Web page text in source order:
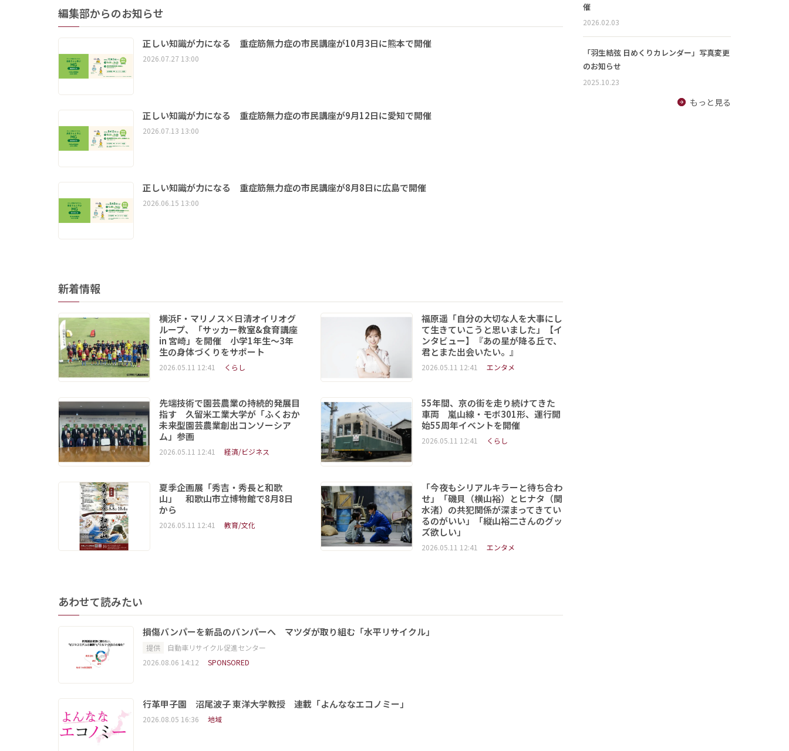
編集部からのお知らせ
正しい知識が力になる 重症筋無力症の市民講座が10月3日に熊本で開催
2026.07.27 13:00
正しい知識が力になる 重症筋無力症の市民講座が9月12日に愛知で開催
2026.07.13 13:00
正しい知識が力になる 重症筋無力症の市民講座が8月8日に広島で開催
2026.06.15 13:00
新着情報
横浜F・マリノス×日清オイリオグ
ループ、「サッカー教室&食育講座
in 宮崎」を開催 小学1年生～3年
生の身体づくりをサポート
2026.05.11 12:41 くらし
福原遥「自分の大切な人を大事にし
て生きていこうと思いました」【イ
ンタビュー】『あの星が降る丘で、
君とまた出会いたい。』
2026.05.11 12:41 エンタメ
先端技術で園芸農業の持続的発展目
指す 久留米工業大学が「ふくおか
未来型園芸農業創出コンソーシア
ム」参画
2026.05.11 12:41 経済/ビジネス
55年間、京の街を走り続けてきた
車両 嵐山線・モボ301形、運行開
始55周年イベントを開催
2026.05.11 12:41 くらし
夏季企画展「秀吉・秀長と和歌
山」 和歌山市立博物館で8月8日
から
2026.05.11 12:41 教育/文化
「今夜もシリアルキラーと待ち合わ
せ」「磯貝（横山裕）とヒナタ（関
水渚）の共犯関係が深まってきてい
るのがいい」「縦山裕二さんのグッ
ズ欲しい」
2026.05.11 12:41 エンタメ
あわせて読みたい
損傷バンパーを新品のバンパーへ マツダが取り組む「水平リサイクル」
提供
自動車リサイクル促進センター
2026.08.06 14:12
SPONSORED
行革甲子園 沼尾波子 東洋大学教授 連載「よんななエコノミー」
2026.08.05 16:36 地域
催
2026.02.03
「羽生結弦 日めくりカレンダー」写真変更
のお知らせ
2025.10.23
もっと見る